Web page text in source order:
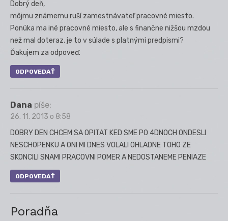
Dobrý deň,
môjmu známemu ruší zamestnávateľ pracovné miesto.
Ponúka ma iné pracovné miesto, ale s finančne nižšou mzdou
než mal doteraz. je to v súlade s platnými predpismi?
Ďakujem za odpoveď.
ODPOVEDAŤ
Dana píše:
26. 11. 2013 o 8:58
DOBRY DEN CHCEM SA OPITAT KED SME PO 4DNOCH ONDESLI
NESCHOPENKU A ONI MI DNES VOLALI OHLADNE TOHO ZE
SKONCILI SNAMI PRACOVNI POMER A NEDOSTANEME PENIAZE
ODPOVEDAŤ
Poradňa